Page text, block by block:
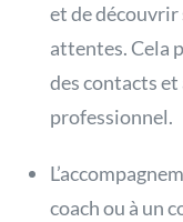
et de découvrir
attentes. Cela
des contacts
professionnel.
coach ou à un